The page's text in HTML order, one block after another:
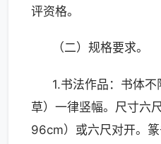
评资格。
（二）规格要求。
1.书法作品：书体不
草）一律竖幅。尺寸六
96cm）或六尺对开。